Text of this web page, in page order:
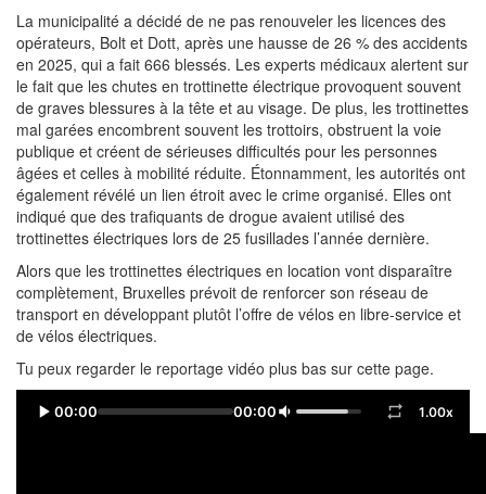
La municipalité a décidé de ne pas renouveler les licences des
opérateurs, Bolt et Dott, après une hausse de 26 % des accidents
en 2025, qui a fait 666 blessés. Les experts médicaux alertent sur
le fait que les chutes en trottinette électrique provoquent souvent
de graves blessures à la tête et au visage. De plus, les trottinettes
mal garées encombrent souvent les trottoirs, obstruent la voie
publique et créent de sérieuses difficultés pour les personnes
âgées et celles à mobilité réduite. Étonnamment, les autorités ont
également révélé un lien étroit avec le crime organisé. Elles ont
indiqué que des trafiquants de drogue avaient utilisé des
trottinettes électriques lors de 25 fusillades l’année dernière.
Alors que les trottinettes électriques en location vont disparaître
complètement, Bruxelles prévoit de renforcer son réseau de
transport en développant plutôt l’offre de vélos en libre-service et
de vélos électriques.
Tu peux regarder le reportage vidéo plus bas sur cette page.
00:00 00:00 1.00x